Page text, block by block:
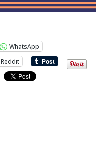
WhatsApp
Reddit